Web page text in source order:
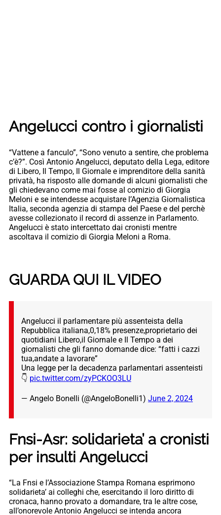
Angelucci contro i giornalisti
“Vattene a fanculo”, “Sono venuto a sentire, che problema
c’è?”. Così Antonio Angelucci, deputato della Lega, editore
di Libero, Il Tempo, Il Giornale e imprenditore della sanità
privatà, ha risposto alle domande di alcuni giornalisti che
gli chiedevano come mai fosse al comizio di Giorgia
Meloni e se intendesse acquistare l’Agenzia Giornalistica
Italia, seconda agenzia di stampa del Paese e del perchè
avesse collezionato il record di assenze in Parlamento.
Angelucci è stato intercettato dai cronisti mentre
ascoltava il comizio di Giorgia Meloni a Roma.
GUARDA QUI IL VIDEO
Angelucci il parlamentare più assenteista della
Repubblica italiana,0,18% presenze,proprietario dei
quotidiani Libero,il Giornale e Il Tempo a dei
giornalisti che gli fanno domande dice: “fatti i cazzi
tua,andate a lavorare”
Una legge per la decadenza parlamentari assenteisti
👇 pic.twitter.com/zyPCKOO3LU
— Angelo Bonelli (@AngeloBonelli1) June 2, 2024
Fnsi-Asr: solidarieta’ a cronisti
per insulti Angelucci
“La Fnsi e l’Associazione Stampa Romana esprimono
solidarieta’ ai colleghi che, esercitando il loro diritto di
cronaca, hanno provato a domandare, tra le altre cose,
all’onorevole Antonio Angelucci se intenda ancora